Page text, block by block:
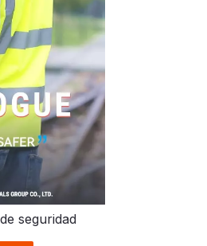
seguridad